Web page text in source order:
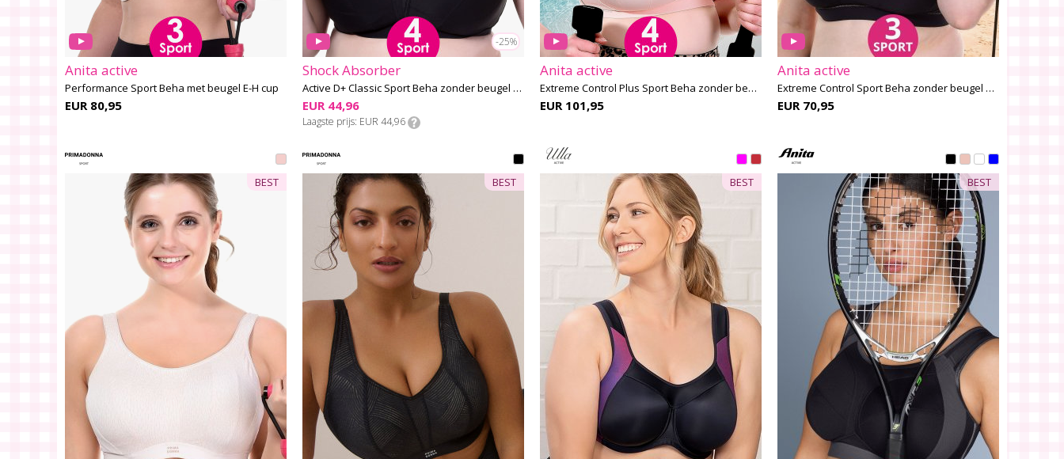
Anita active
Performance Sport Beha met beugel E-H cup
EUR 80,95
-25%
Shock Absorber
Active D+ Classic Sport Beha zonder beugel G-K cup
EUR 44,96
Laagste prijs EUR 44,96
Anita active
Extreme Control Plus Sport Beha zonder beugel H-K cup
EUR 101,95
Anita active
Extreme Control Sport Beha zonder beugel E-H cup
EUR 70,95
BEST BEST BEST BEST